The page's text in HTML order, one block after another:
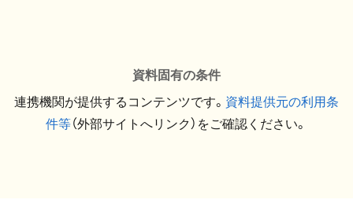
資料固有の条件
連携機関が提供するコンテンツです。 資料提供元の利用条
件等（外部サイトへリンク）をご確認ください。